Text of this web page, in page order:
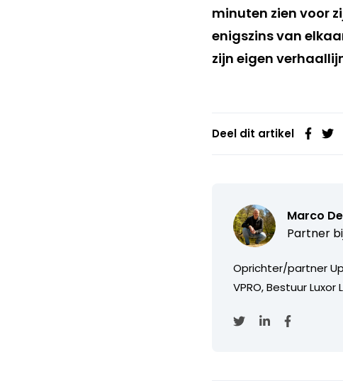
minuten zien voor
enigszins van
zijn eigen
Deel dit artikel
Marco
Partner
Oprichter/partner
VPRO, Bestuur